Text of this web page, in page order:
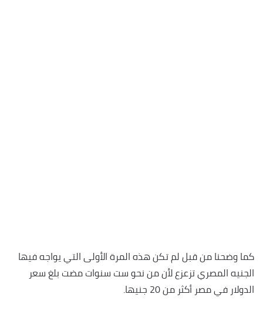
كما وضحنا من قبل لم تكن هذه المرة الأولى التي يواجه فيها
الجنيه المصري تزعزع لأن من نحو ست سنوات مضت بلغ سعر
الدولار في مصر أكثر من 20 جنيها.